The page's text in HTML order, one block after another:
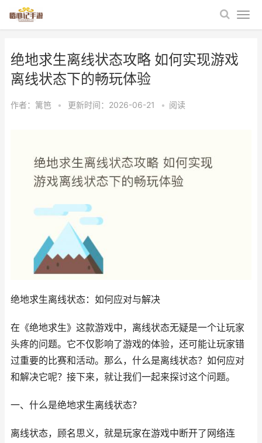
绝地求生离线状态攻略 如何实现游戏
离线状态下的畅玩体验
作者： 篱笆 • 更新时间：2026-06-21 • 阅读
绝地求生离线状态：如何应对与解决
在《绝地求生》这款游戏中，离线状态无疑是一个让玩家
头疼的问题。它不仅影响了游戏的体验，还可能让玩家错
过重要的比赛和活动。那么，什么是离线状态？如何应对
和解决它呢？接下来，就让我们一起来探讨这个问题。
一、什么是绝地求生离线状态？
离线状态，顾名思义，就是玩家在游戏中断开了网络连